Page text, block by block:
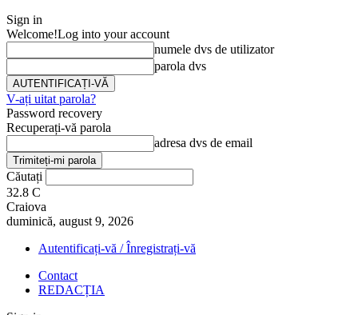
Sign in
Welcome!Log into your account
numele dvs de utilizator
parola dvs
V-ați uitat parola?
Password recovery
Recuperați-vă parola
adresa dvs de email
Căutați
32.8 C
Craiova
duminică, august 9, 2026
Autentificați-vă / Înregistrați-vă
Contact
REDACȚIA